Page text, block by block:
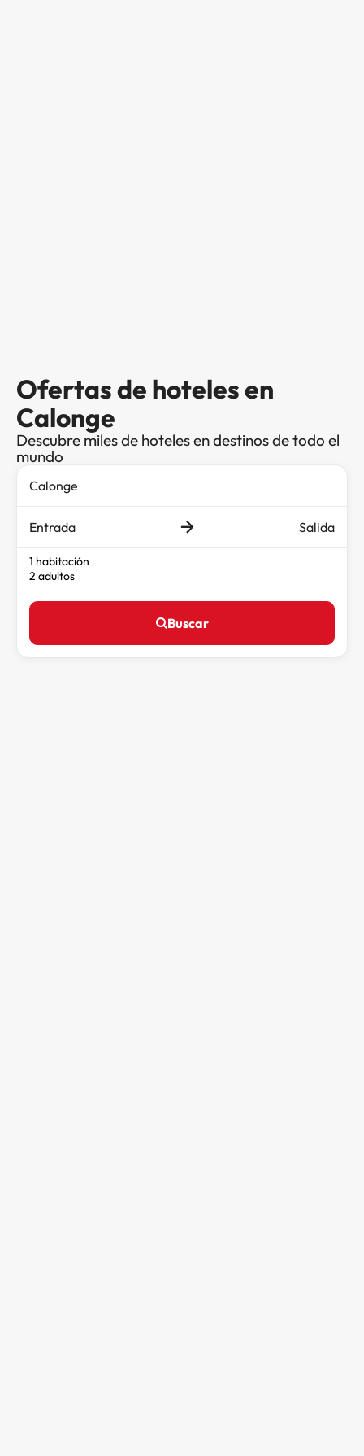
Ofertas de hoteles en
Calonge
Descubre miles de hoteles en destinos de todo el
mundo
Entrada Salida
1 habitación
2 adultos
Buscar